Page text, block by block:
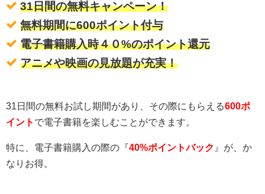
31日間の無料キャンペーン！
無料期間に600ポイント付与
電子書籍購入時４０%のポイント還元
アニメや映画の見放題が充実！
31日間の無料お試し期間があり、その際にもらえる600ポ
イント で電子書籍を楽しむことができます。
特に、電子書籍購入の際の『40%ポイントバック 』が、か
なりお得。